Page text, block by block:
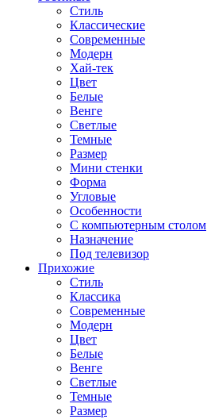
Стиль
Классические
Современные
Модерн
Хай-тек
Цвет
Белые
Венге
Светлые
Темные
Размер
Мини стенки
Форма
Угловые
Особенности
С компьютерным столом
Назначение
Под телевизор
Прихожие
Стиль
Классика
Современные
Модерн
Цвет
Белые
Венге
Светлые
Темные
Размер